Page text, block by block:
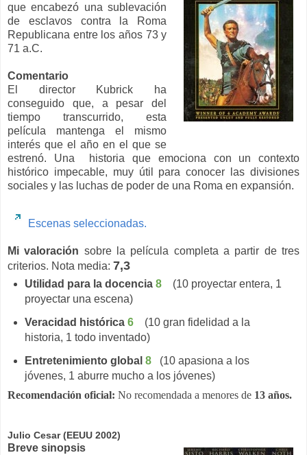
que encabezó una sublevación
de esclavos contra la Roma
Republicana entre los años 73 y
71 a.C.
Comentario
El director Kubrick ha
conseguido que, a pesar del
tiempo transcurrido, esta
película mantenga el mismo
interés que el año en el que se
estrenó. Una historia que emociona con un contexto
histórico impecable, muy útil para conocer las divisiones
sociales y las luchas de poder de una Roma en expansión.
Escenas seleccionadas.
Mi valoración sobre la película completa a partir de tres
criterios. Nota media: 7,3
Utilidad para la docencia 8
(10 proyectar entera, 1
proyectar una escena)
Veracidad histórica 6
(10 gran fidelidad a la
historia, 1 todo inventado)
Entretenimiento global 8(10 apasiona a los
jóvenes, 1 aburre mucho a los jóvenes)
Recomendación oficial: No recomendada a menores de 13 años.
Julio Cesar (EEUU 2002)
Breve sinopsis